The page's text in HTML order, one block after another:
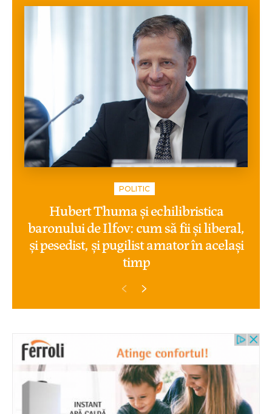
POLITIC
Hubert Thuma și echilibristica
baronului de Ilfov: cum să fii și liberal,
și pesedist, și pugilist amator în același
timp